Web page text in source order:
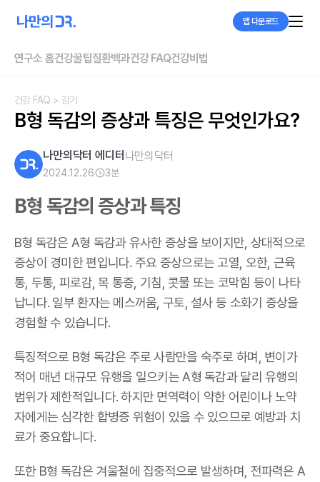
앱 다운로드
연구소 홈건강꿀팁질환백과건강 FAQ건강비법
건강 FAQ > 감기
B형 독감의 증상과 특징은 무엇인가요?
나만의닥터 에디터 나만의닥터
2024.12.26 3분
B형 독감의 증상과 특징
B형 독감은 A형 독감과 유사한 증상을 보이지만, 상대적으로
증상이 경미한 편입니다. 주요 증상으로는 고열, 오한, 근육
통, 두통, 피로감, 목 통증, 기침, 콧물 또는 코막힘 등이 나타
납니다. 일부 환자는 메스꺼움, 구토, 설사 등 소화기 증상을
경험할 수 있습니다.
특징적으로 B형 독감은 주로 사람만을 숙주로 하며, 변이가
적어 매년 대규모 유행을 일으키는 A형 독감과 달리유행의
범위가 제한적입니다. 하지만 면역력이 약한 어린이나 노약
자에게는 심각한 합병증 위험이 있을 수 있으므로 예방과 치
료가 중요합니다.
또한 B형 독감은 겨울철에 집중적으로 발생하며, 전파력은 A